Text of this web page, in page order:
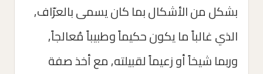
بشكل من الأشكال بما كان يسمى بالعرّاف,
الذي غالباً ما يكون حكيماً وطبيباً مُعالجاً,
وربما شيخاً أو زعيماً لقبيلته, مع أخذ صفة